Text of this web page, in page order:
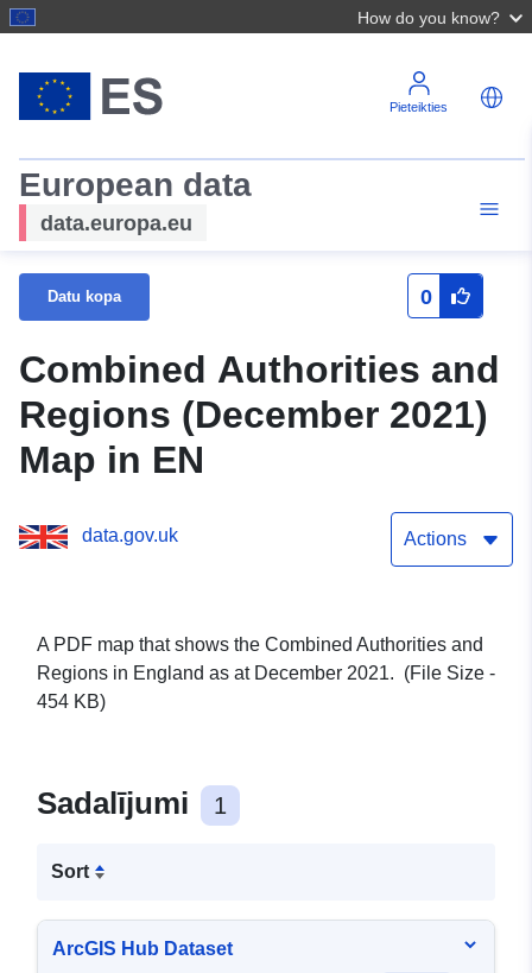
How do you know?
Pieteikties
European data
data.europa.eu
Datu kopa 0
Combined Authorities and
Regions (December 2021)
Map in EN
data.gov.uk Actions
A PDF map that shows the Combined Authorities and
Regions in England as at December 2021. (File Size -
454 KB)
Sadalījumi 1
Sort
ArcGIS Hub Dataset